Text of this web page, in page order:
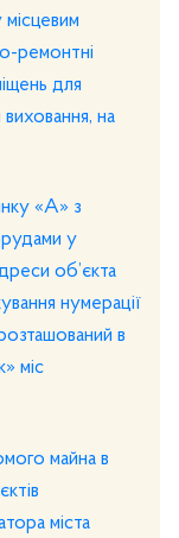
ремонтні
для
на
«А» з
у
об’єкта
нумерації
в
міс
майна в
міста